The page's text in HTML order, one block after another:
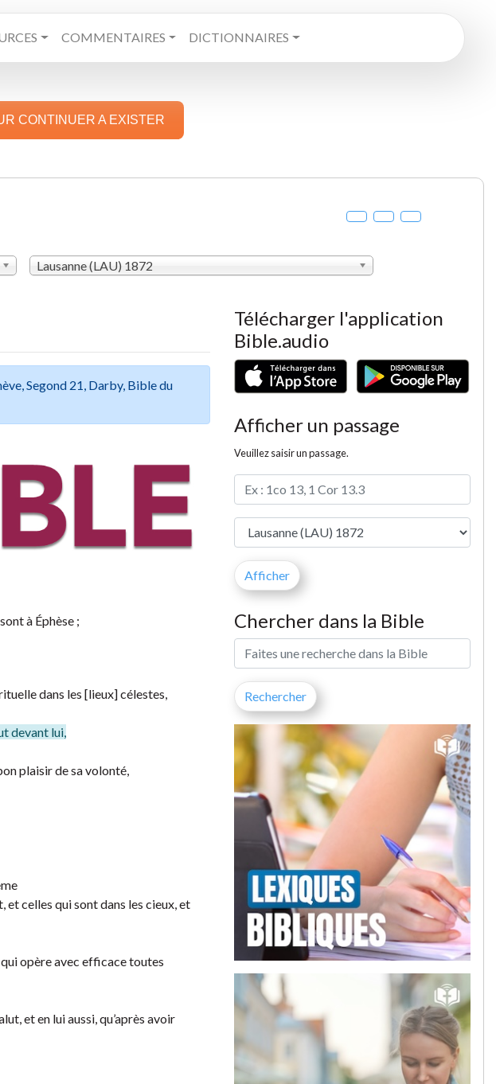
COMMENTAIRES DICTIONNAIRES
CONTINUER A EXISTER
Lausanne (LAU) 1872
Segond 21, Darby, Bible du
à Éphèse ;
dans les [lieux] célestes,
devant lui,
plaisir de sa volonté,
et celles qui sont dans les cieux, et
opère avec efficace toutes
et en lui aussi, qu’après avoir
Télécharger l'application
Bible.audio
Afficher un passage
Veuillez saisir un passage.
Chercher dans la Bible